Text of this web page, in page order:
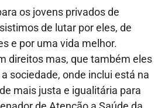
os jovens privados de
de lutar por eles, de
e por uma vida melhor.
direitos mas, que também eles
sociedade, onde inclui está na
mais justa e igualitária para